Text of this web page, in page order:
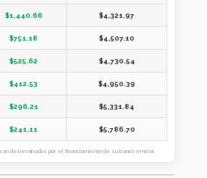
$1,440.66 $4,321.97
$751.18 $4,507.10
$525.62 $4,730.54
$412.53 $4,950.39
$296.21 $5,331.84
$241.11 $5,786.70
determinados por el financiamiento de su banco emisor.